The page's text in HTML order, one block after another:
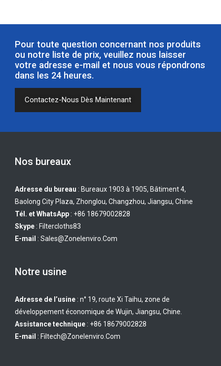
Pour toute question concernant nos produits
ou notre liste de prix, veuillez nous laisser
votre adresse e-mail et nous vous répondrons
dans les 24 heures.
Contactez-Nous Dès Maintenant
Nos bureaux
Adresse du bureau : Bureaux 1903 à 1905, Bâtiment 4,
Baolong City Plaza, Zhonglou, Changzhou, Jiangsu, Chine
Tél. et WhatsApp : +86 18679002828
Skype : Filtercloths83
E-mail : Sales@zonelenviro.com
Notre usine
Adresse de l’usine : n° 19, route Xi Taihu, zone de
développement économique de Wujin, Jiangsu, Chine.
Assistance technique : +86 18679002828
E-mail : Filtech@zonelenviro.com